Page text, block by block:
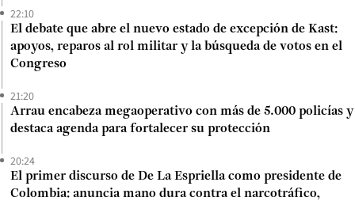
22:10
El debate que abre el nuevo estado de excepción de Kast:
apoyos, reparos al rol militar y la búsqueda de votos en el
Congreso
21:20
Arrau encabeza megaoperativo con más de 5.000 policías y
destaca agenda para fortalecer su protección
20:24
El primer discurso de De La Espriella como presidente de
Colombia: anuncia mano dura contra el narcotráfico,